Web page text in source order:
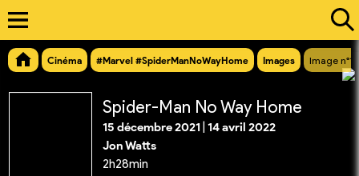
Cinéma #Marvel #SpiderManNoWayHome Images Image
Spider-Man No Way Home
15 décembre 2021 14 avril 2022
Jon Watts
2h28min